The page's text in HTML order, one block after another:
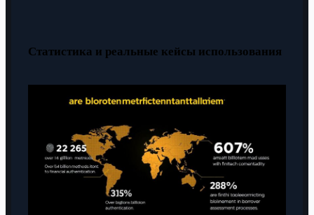
Статистика и реальные кейсы использования